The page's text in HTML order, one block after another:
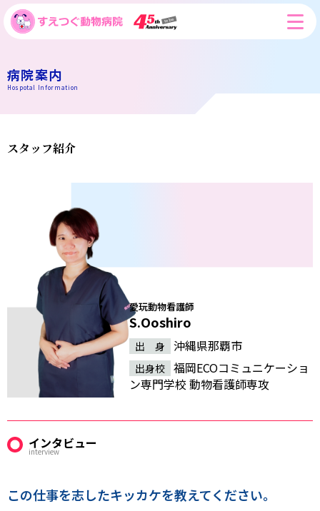
病院案内
Hospotal Information
スタッフ紹介
愛玩動物看護師
S.Ooshiro
出 身 沖縄県那覇市
出身校 福岡ECOコミュニケーショ
ン専門学校 動物看護師専攻
インタビュー
interview
この仕事を志したキッカケを教えてください。